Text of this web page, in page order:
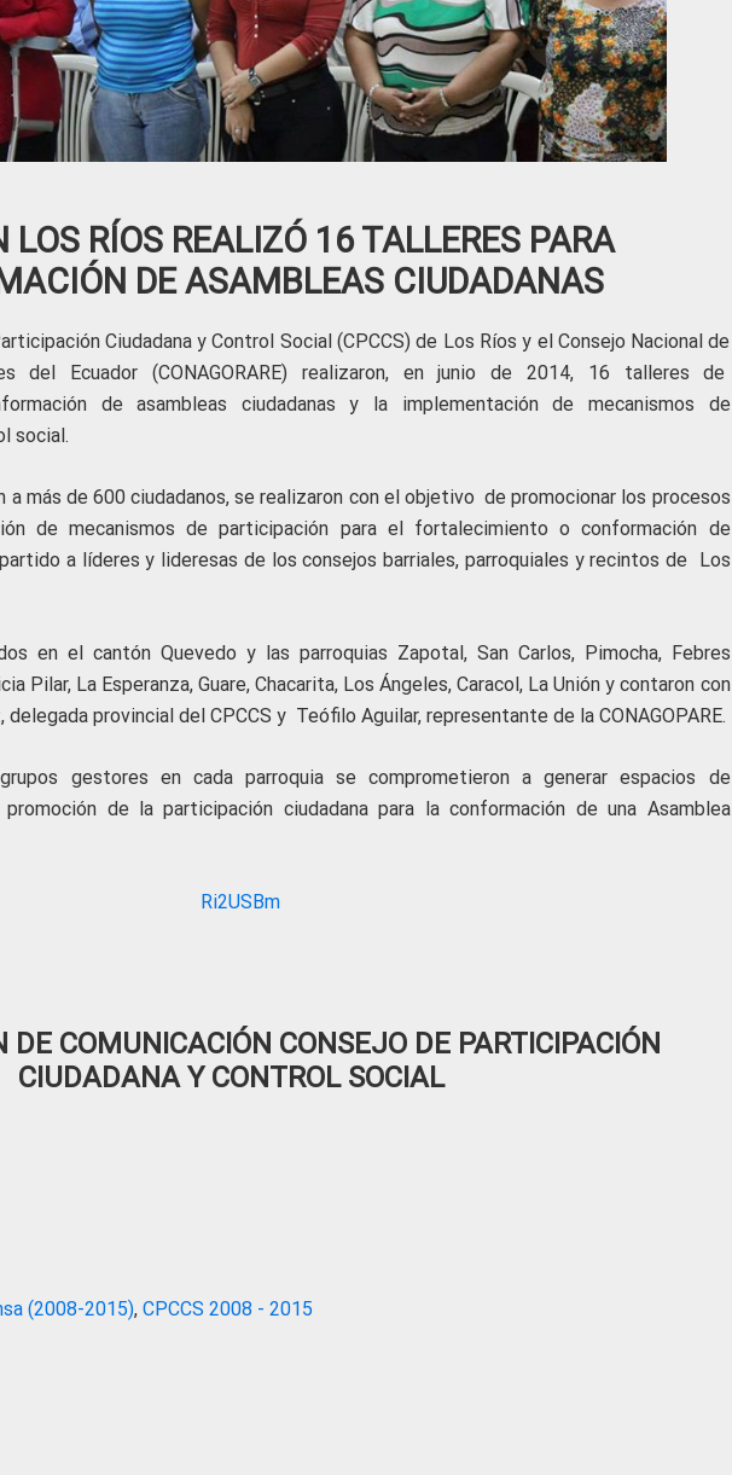
LOS RÍOS REALIZÓ 16 TALLERES PARA
DE ASAMBLEAS CIUDADANAS
Ciudadana y Control Social (CPCCS) de Los Ríos y el Consejo Nacional de
del Ecuador (CONAGORARE) realizaron, en junio de 2014, 16 talleres de
de asambleas ciudadanas y la implementación de mecanismos de
social.
a más de 600 ciudadanos, se realizaron con el objetivo de promocionar los procesos
de mecanismos de participación para el fortalecimiento o conformación de
a líderes y lideresas de los consejos barriales, parroquiales y recintos de Los
en el cantón Quevedo y las parroquias Zapotal, San Carlos, Pimocha, Febres
Pilar, La Esperanza, Guare, Chacarita, Los Ángeles, Caracol, La Unión y contaron con
delegada provincial del CPCCS y Teófilo Aguilar, representante de la CONAGOPARE.
gestores en cada parroquia se comprometieron a generar espacios de
de la participación ciudadana para la conformación de una Asamblea
DE COMUNICACIÓN CONSEJO DE PARTICIPACIÓN
CIUDADANA Y CONTROL SOCIAL
(2008-2015), CPCCS 2008 - 2015